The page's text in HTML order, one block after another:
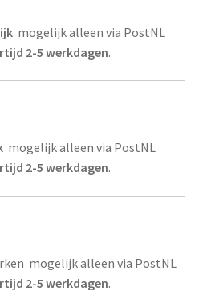
mogelijk alleen via PostNL
2-5 werkdagen.
mogelijk alleen via PostNL
2-5 werkdagen.
mogelijk alleen via PostNL
2-5 werkdagen.